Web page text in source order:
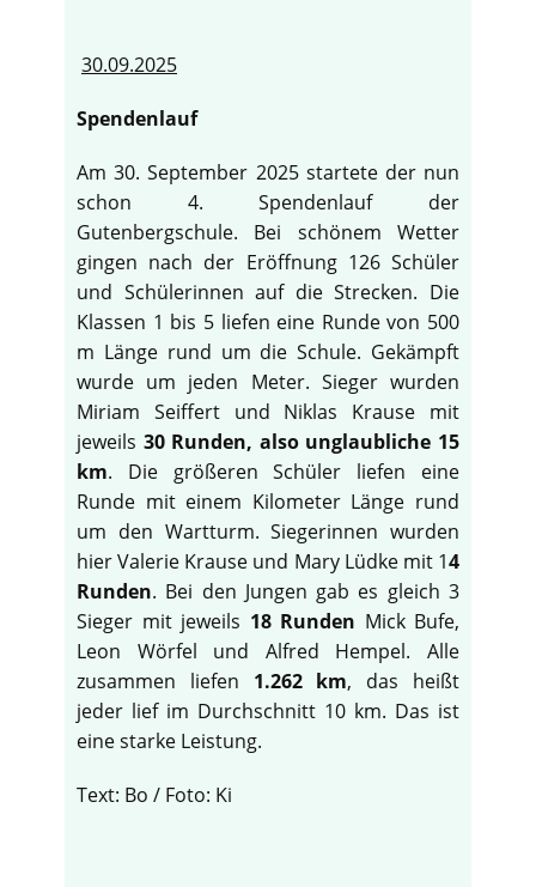
30.09.2025
Spendenlauf
Am 30. September 2025 startete der nun
schon 4. Spendenlauf der
Gutenbergschule. Bei schönem Wetter
gingen nach der Eröffnung 126 Schüler
und Schülerinnen auf die Strecken. Die
Klassen 1 bis 5 liefen eine Runde von 500
m Länge rund um die Schule. Gekämpft
wurde um jeden Meter. Sieger wurden
Miriam Seiffert und Niklas Krause mit
jeweils 30 Runden, also unglaubliche 15
km. Die größeren Schüler liefen eine
Runde mit einem Kilometer Länge rund
um den Wartturm. Siegerinnen wurden
hier Valerie Krause und Mary Lüdke mit 14
Runden. Bei den Jungen gab es gleich 3
Sieger mit jeweils 18 Runden Mick Bufe,
Leon Wörfel und Alfred Hempel. Alle
zusammen liefen 1.262 km, das heißt
jeder lief im Durchschnitt 10 km. Das ist
eine starke Leistung.
Text: Bo / Foto: Ki